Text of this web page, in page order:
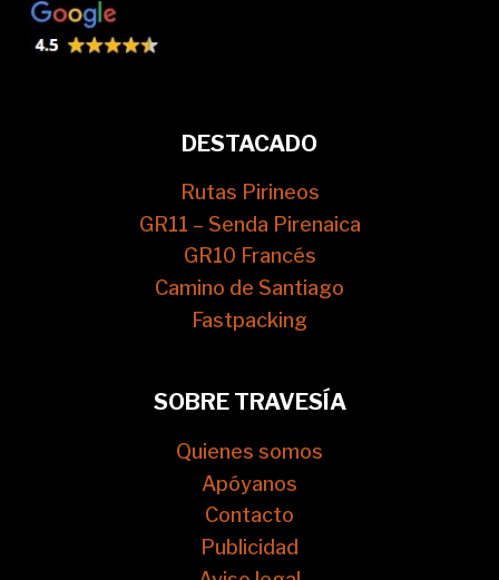
DESTACADO
Rutas Pirineos
GR11 – Senda Pirenaica
GR10 Francés
Camino de Santiago
Fastpacking
SOBRE TRAVESÍA
Quienes somos
Apóyanos
Contacto
Publicidad